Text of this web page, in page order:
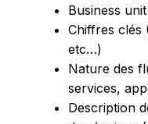
Business
Chiffres clés
etc…)
Nature des
services,
Description